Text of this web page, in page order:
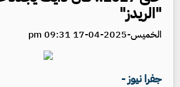
"الريدز"
الخميس-2025-04-17 09:31 pm
جفرا نيوز -